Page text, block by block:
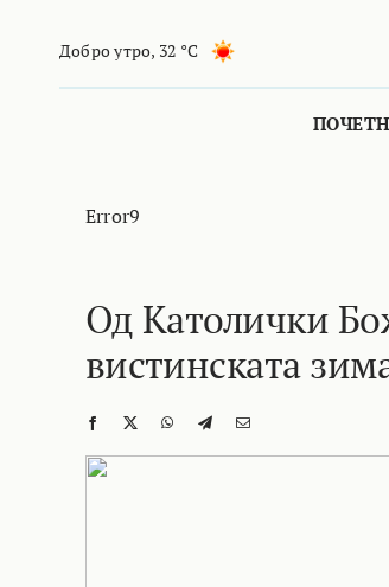
Добро утро, 32 °C
Error9
Од Католички
вистинската